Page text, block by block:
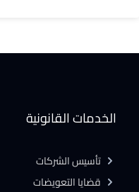
الخدمات القانونية
تأسيس الشركات
قضايا التعويضات